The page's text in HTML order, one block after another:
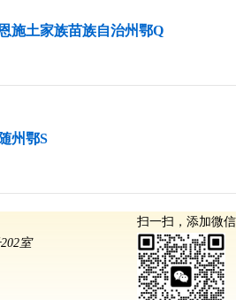
施土家族苗族自治州鄂Q
州鄂S
扫一扫，添加微信
室